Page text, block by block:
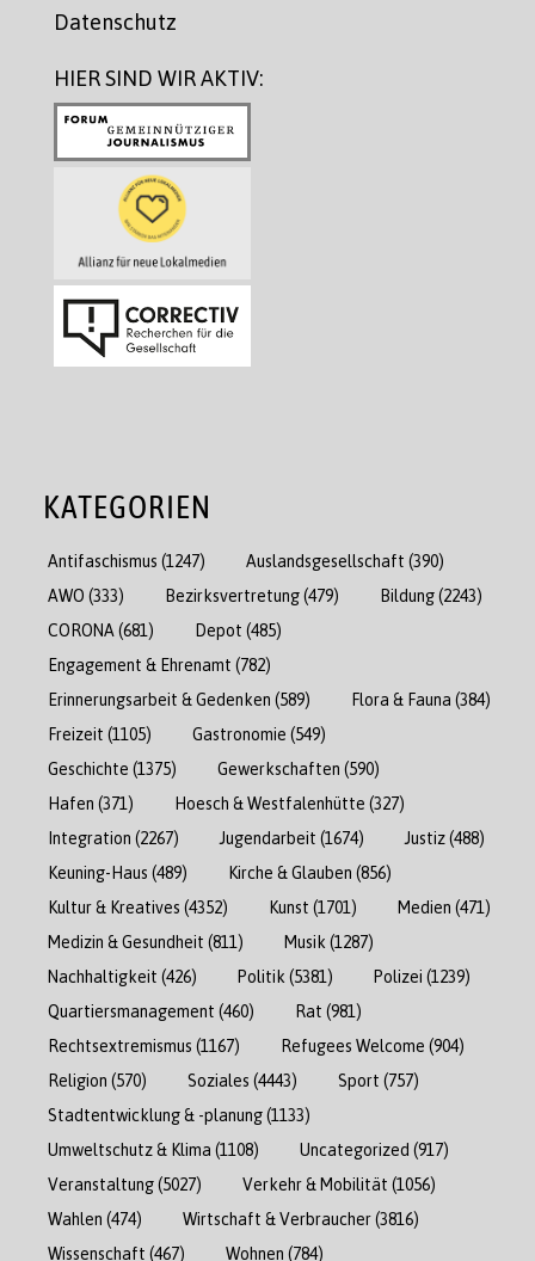
Datenschutz
HIER SIND WIR AKTIV:
KATEGORIEN
Antifaschismus (1247) Auslandsgesellschaft (390)
AWO (333) Bezirksvertretung(479) Bildung(2243)
CORONA (681) Depot (485)
Engagement & Ehrenamt (782)
Erinnerungsarbeit & Gedenken (589) Flora & Fauna (384)
Freizeit (1105) Gastronomie (549)
Geschichte (1375) Gewerkschaften (590)
Hafen (371) Hoesch & Westfalenhütte (327)
Integration (2267) Jugendarbeit (1674) Justiz(488)
Keuning-Haus (489) Kirche & Glauben (856)
Kultur & Kreatives (4352) Kunst (1701) Medien (471)
Medizin & Gesundheit (811) Musik (1287)
Nachhaltigkeit (426) Politik (5381) Polizei (1239)
Quartiersmanagement (460) Rat (981)
Rechtsextremismus (1167) Refugees Welcome (904)
Religion (570) Soziales (4443) Sport (757)
Stadtentwicklung & -planung(1133)
Umweltschutz & Klima (1108) Uncategorized (917)
Veranstaltung(5027) Verkehr & Mobilität (1056)
Wahlen (474) Wirtschaft & Verbraucher(3816)
Wissenschaft (467) Wohnen (784)